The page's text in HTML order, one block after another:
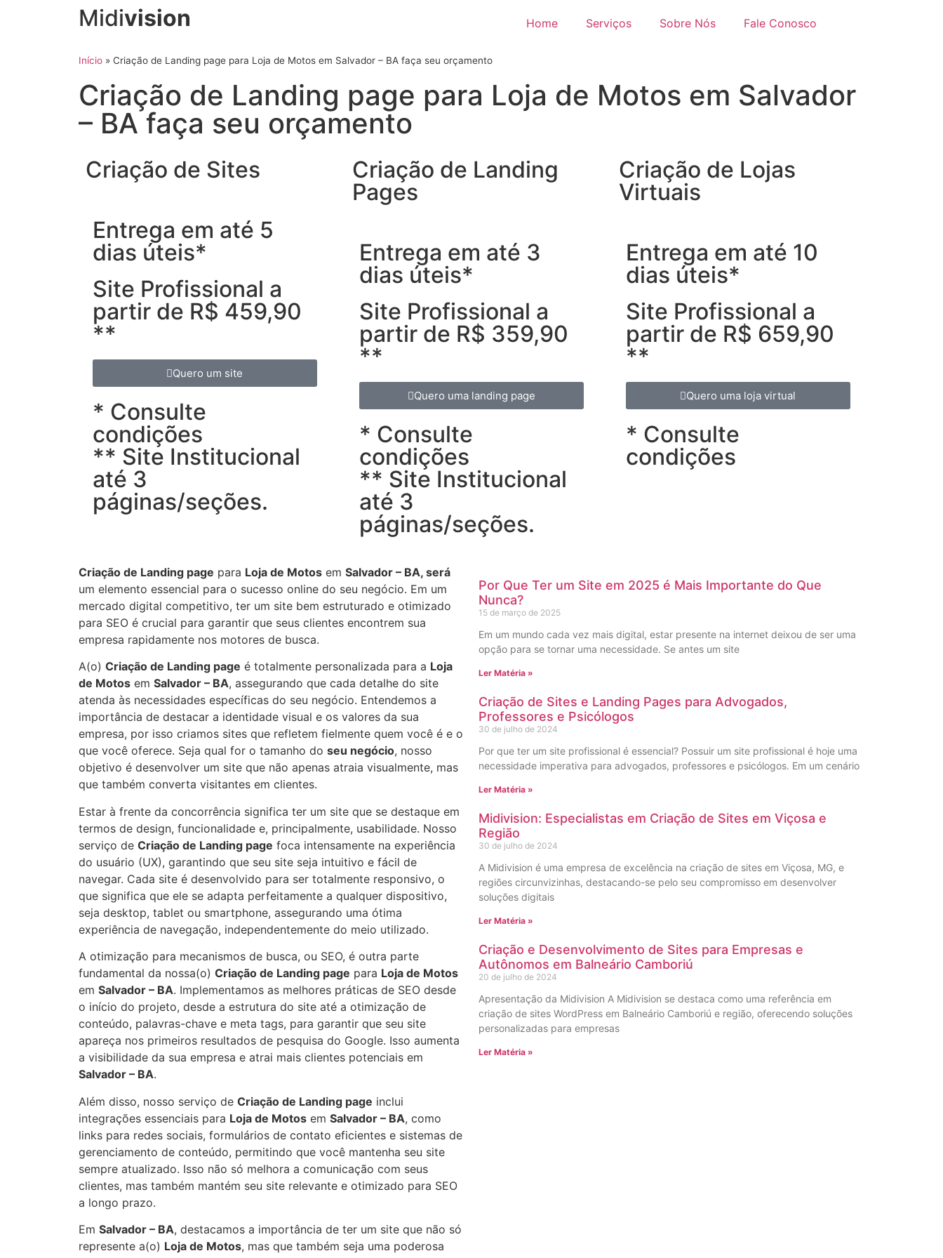
Midivision Home Serviços Sobre Nós Fale Conosco
Início » Criação de Landing page para Loja de Motos em Salvador – BA faça seu orçamento
Criação de Landing page para Loja de Motos em Salvador
– BA faça seu orçamento
Criação de Sites
Entrega em até 5
dias úteis*
Site Profissional a
partir de R$ 459,90
**
Quero um site
* Consulte
condições
** Site Institucional
até 3
páginas/seções.
Criação de Landing
Pages
Entrega em até 3
dias úteis*
Site Profissional a
partir de R$ 359,90
**
Quero uma landing page
* Consulte
condições
** Site Institucional
até 3
páginas/seções.
Criação de Lojas
Virtuais
Entrega em até 10
dias úteis*
Site Profissional a
partir de R$ 659,90
**
Quero uma loja virtual
* Consulte
condições
Criação de Landing page para Loja de Motos em Salvador – BA, será
um elemento essencial para o sucesso online do seu negócio. Em um
mercado digital competitivo, ter um site bem estruturado e otimizado
para SEO é crucial para garantir que seus clientes encontrem sua
empresa rapidamente nos motores de busca.
A(o) Criação de Landing page é totalmente personalizada para a Loja
de Motos em Salvador – BA, assegurando que cada detalhe do site
atenda às necessidades específicas do seu negócio. Entendemos a
importância de destacar a identidade visual e os valores da sua
empresa, por isso criamos sites que refletem fielmente quem você é e o
que você oferece. Seja qual for o tamanho do seu negócio, nosso
objetivo é desenvolver um site que não apenas atraia visualmente, mas
que também converta visitantes em clientes.
Estar à frente da concorrência significa ter um site que se destaque em
termos de design, funcionalidade e, principalmente, usabilidade. Nosso
serviço de Criação de Landing page foca intensamente na experiência
do usuário (UX), garantindo que seu site seja intuitivo e fácil de
navegar. Cada site é desenvolvido para ser totalmente responsivo, o
que significa que ele se adapta perfeitamente a qualquer dispositivo,
seja desktop, tablet ou smartphone, assegurando uma ótima
experiência de navegação, independentemente do meio utilizado.
A otimização para mecanismos de busca, ou SEO, é outra parte
fundamental da nossa(o) Criação de Landing page para Loja de Motos
em Salvador – BA. Implementamos as melhores práticas de SEO desde
o início do projeto, desde a estrutura do site até a otimização de
conteúdo, palavras-chave e meta tags, para garantir que seu site
apareça nos primeiros resultados de pesquisa do Google. Isso aumenta
a visibilidade da sua empresa e atrai mais clientes potenciais em
Salvador – BA.
Além disso, nosso serviço de Criação de Landing page inclui
integrações essenciais para Loja de Motos em Salvador – BA, como
links para redes sociais, formulários de contato eficientes e sistemas de
gerenciamento de conteúdo, permitindo que você mantenha seu site
sempre atualizado. Isso não só melhora a comunicação com seus
clientes, mas também mantém seu site relevante e otimizado para SEO
a longo prazo.
Em Salvador – BA, destacamos a importância de ter um site que não só
represente a(o) Loja de Motos, mas que também seja uma poderosa
Por Que Ter um Site em 2025 é Mais Importante do Que
Nunca?
15 de março de 2025
Em um mundo cada vez mais digital, estar presente na internet deixou de ser uma
opção para se tornar uma necessidade. Se antes um site
Ler Matéria »
Criação de Sites e Landing Pages para Advogados,
Professores e Psicólogos
30 de julho de 2024
Por que ter um site profissional é essencial? Possuir um site profissional é hoje uma
necessidade imperativa para advogados, professores e psicólogos. Em um cenário
Ler Matéria »
Midivision: Especialistas em Criação de Sites em Viçosa e
Região
30 de julho de 2024
A Midivision é uma empresa de excelência na criação de sites em Viçosa, MG, e
regiões circunvizinhas, destacando-se pelo seu compromisso em desenvolver
soluções digitais
Ler Matéria »
Criação e Desenvolvimento de Sites para Empresas e
Autônomos em Balneário Camboriú
20 de julho de 2024
Apresentação da Midivision A Midivision se destaca como uma referência em
criação de sites WordPress em Balneário Camboriú e região, oferecendo soluções
personalizadas para empresas
Ler Matéria »